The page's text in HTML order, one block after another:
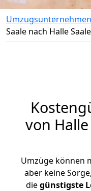
Saale nach Halle Saale
von
Umzüge können
aber keine
diegünstigste